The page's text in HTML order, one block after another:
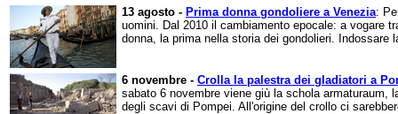
13 agosto - Prima donna gondoliere a Venezia:
uomini. Dal 2010 il cambiamento epocale: a vogare
donna, la prima nella storia dei gondolieri. Indossare
6 novembre - Crolla la palestra dei gladiatori a
sabato 6 novembre viene giù la schola armaturaum,
degli scavi di Pompei. All'origine del crollo ci